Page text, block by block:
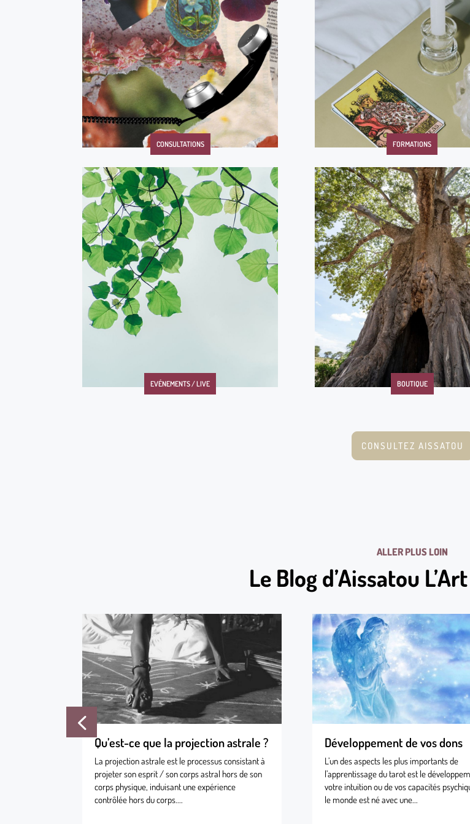
CONSULTATIONS FORMATIONS
EVÉNEMENTS / LIVE BOUTIQUE
CONSULTEZ AISSATOU
ALLER PLUS LOIN
Le Blog d’Aissatou
Qu’est-ce que la projection astrale ?
La projection astrale est le processus consistant à
projeter son esprit / son corps astral hors de son
corps physique, induisant une expérience
contrôlée hors du corps....
Développement de vos dons
L’un des aspects les plus importants de
l’apprentissage du tarot est le
votre intuition ou de vos capacités
le monde est né avec une...